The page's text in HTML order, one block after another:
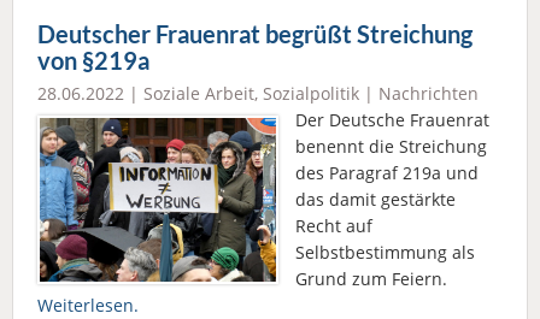
Deutscher Frauenrat begrüßt Streichung
von §219a
28.06.2022 | Soziale Arbeit, Sozialpolitik | Nachrichten
Der Deutsche Frauenrat
benennt die Streichung
des Paragraf 219a und
das damit gestärkte
Recht auf
Selbstbestimmung als
Grund zum Feiern.
Weiterlesen.